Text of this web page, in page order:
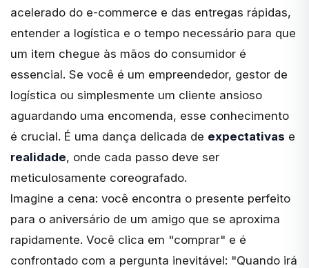
acelerado do e-commerce e das entregas rápidas,
entender a logística e o tempo necessário para que
um item chegue às mãos do consumidor é
essencial. Se você é um empreendedor, gestor de
logística ou simplesmente um cliente ansioso
aguardando uma encomenda, esse conhecimento
é crucial. É uma dança delicada de expectativas e
realidade, onde cada passo deve ser
meticulosamente coreografado.
Imagine a cena: você encontra o presente perfeito
para o aniversário de um amigo que se aproxima
rapidamente. Você clica em "comprar" e é
confrontado com a pergunta inevitável: "Quando irá